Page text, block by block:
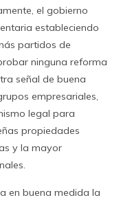
el gobierno
estableciendo
partidos de
ninguna reforma
señal de buena
empresariales,
legal para
propiedades
y la mayor
en buena medida la